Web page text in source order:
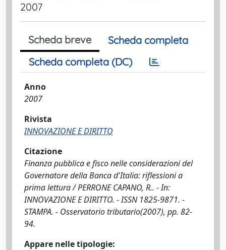
2007
Scheda breve
Scheda completa
Scheda completa (DC)
Anno
2007
Rivista
INNOVAZIONE E DIRITTO
Citazione
Finanza pubblica e fisco nelle considerazioni del
Governatore della Banca d'Italia: riflessioni a
prima lettura / PERRONE CAPANO, R.. - In:
INNOVAZIONE E DIRITTO. - ISSN 1825-9871. -
STAMPA. - Osservatorio tributario(2007), pp. 82-
94.
Appare nelle tipologie: